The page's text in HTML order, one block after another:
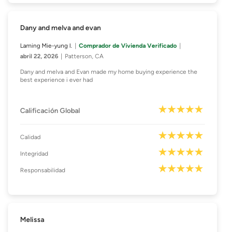
Dany and melva and evan
Laming Mie-yung I.
Comprador de Vivienda Verificado
abril 22, 2026
Patterson, CA
Dany and melva and Evan made my home buying experience the
best experience i ever had
Calificación Global
Calidad
Integridad
Responsabilidad
Melissa